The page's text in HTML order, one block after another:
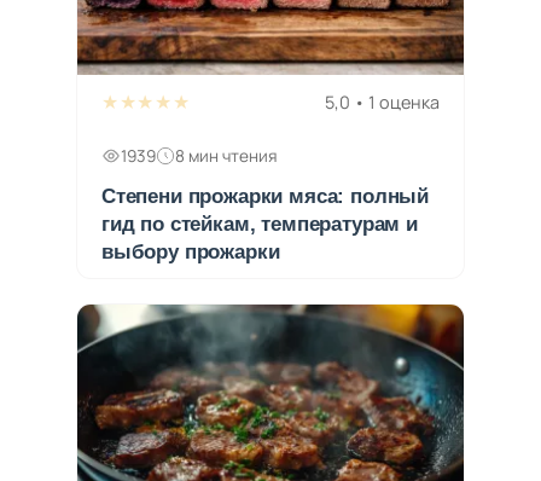
★★★★★ 5,0 • 1 оценка
1939 8 мин чтения
Степени прожарки мяса: полный
гид по стейкам, температурам и
выбору прожарки